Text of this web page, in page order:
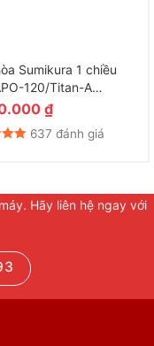
Sumikura 1 chiều
120/Titan-A
₫
637 đánh giá
Hãy liên hệ ngay với